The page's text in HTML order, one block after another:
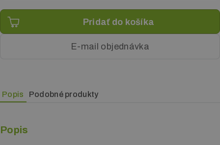
E-mail objednávka
Popis Podobné produkty
Popis